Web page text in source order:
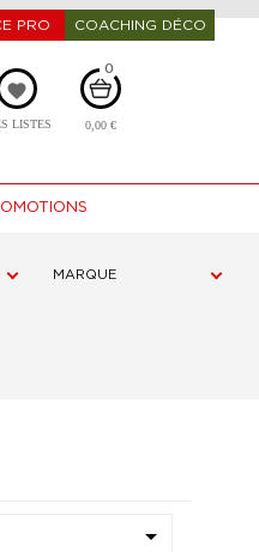
favorite
LISTES 0,00 €
0
PRO COACHING DÉCO
MARQUE
